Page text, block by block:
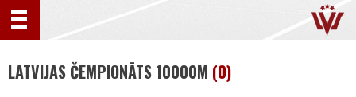
LATVIJAS ČEMPIONĀTS 10000M (0)